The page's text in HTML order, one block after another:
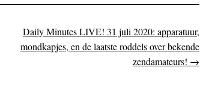
Daily Minutes LIVE! 31 juli 2020: apparatuur,
mondkapjes, en de laatste roddels over bekende
zendamateurs! →